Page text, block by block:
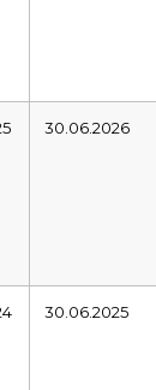
30.06.2026
30.06.2025